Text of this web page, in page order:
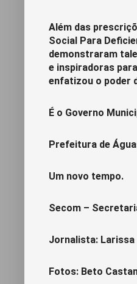
Além das
Social Para
demonstraram
e inspiradoras
enfatizou o poder
É o Governo
Prefeitura de
Um novo tempo.
Secom –
Jornalista: Larissa
Fotos: Beto